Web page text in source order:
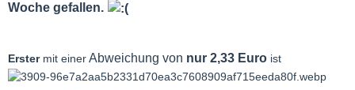
Woche gefallen.
Erster mit einerAbweichung von nur 2,33 Euro ist